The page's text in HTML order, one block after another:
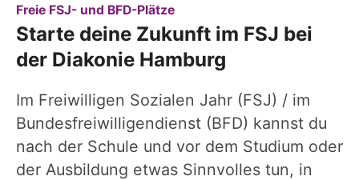
Freie FSJ- und BFD-Plätze:
Starte deine Zukunft im FSJ bei
der Diakonie Hamburg
Im Freiwilligen Sozialen Jahr (FSJ) / im
Bundesfreiwilligendienst (BFD) kannst du
nach der Schule und vor dem Studium oder
der Ausbildung etwas Sinnvolles tun, in